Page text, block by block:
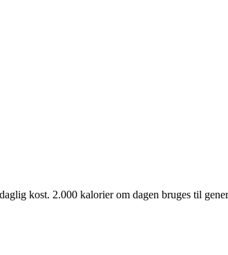
kost. 2.000 kalorier om dagen bruges til